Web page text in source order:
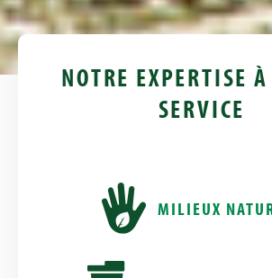
NOTRE EXPERTISE
SERVICE
MILIEUX